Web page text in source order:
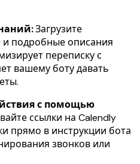
Загрузите
подробные описания
переписку с
вашему боту давать
с помощью
ссылки на Calendly
прямо в инструкции бота
звонков или